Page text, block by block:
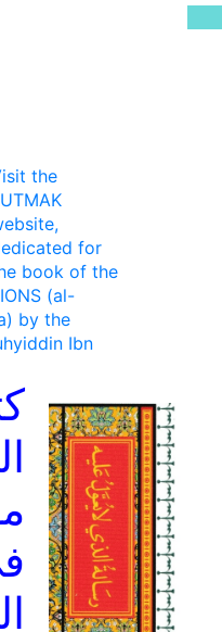
the
for
book of the
(al-
by the
Ibn